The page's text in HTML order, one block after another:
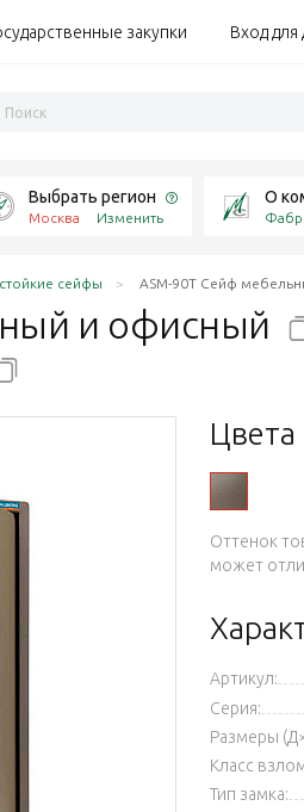
закупки Вход для
Выбрать регион
Москва Изменить
О
сейфы ASM-90T Сейф
и офисный
Цвета
Оттенок
может
Артикул:
Серия:
Размеры
Класс
Тип замка: